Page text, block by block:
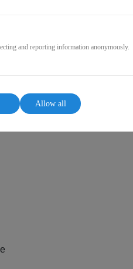
and reporting information anonymously.
Allow all